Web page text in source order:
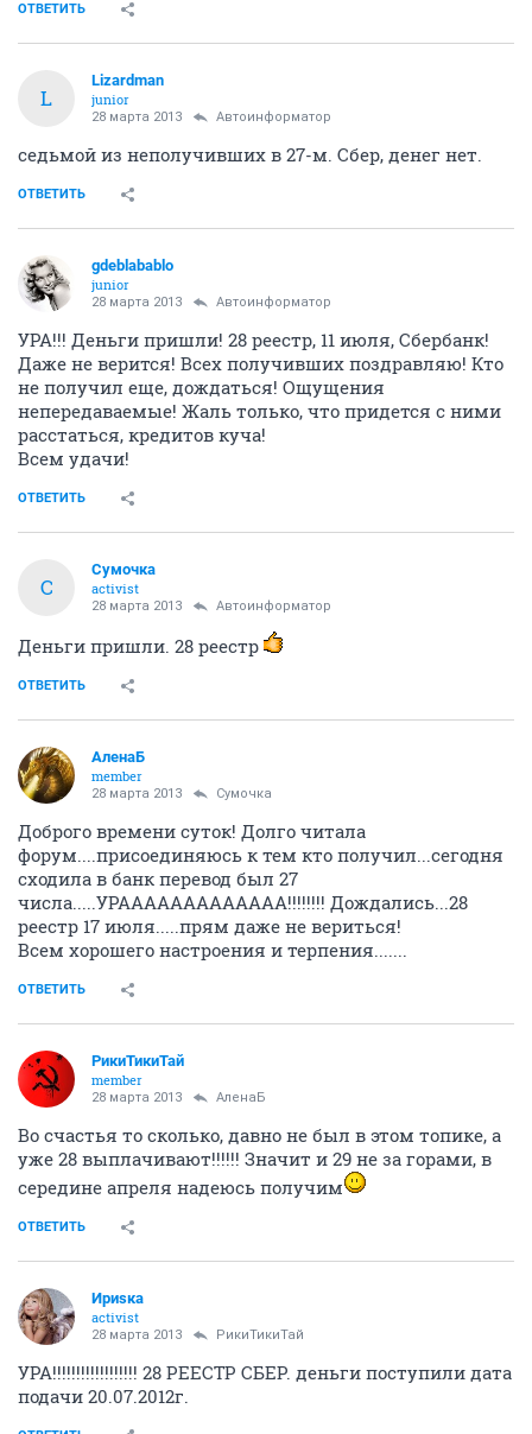
ОТВЕТИТЬ
L
Lizardman
junior
28 марта 2013 Автоинформатор
седьмой из неполучивших в 27-м. Сбер, денег нет.
ОТВЕТИТЬ
gdeblabablo
junior
28 марта 2013 Автоинформатор
УРА!!! Деньги пришли! 28 реестр, 11 июля, Сбербанк!
Даже не верится! Всех получивших поздравляю! Кто
не получил еще, дождаться! Ощущения
непередаваемые! Жаль только, что придется с ними
расстаться, кредитов куча!
Всем удачи!
ОТВЕТИТЬ
С
Сумочка
activist
28 марта 2013 Автоинформатор
Деньги пришли. 28 реестр
ОТВЕТИТЬ
АленаБ
member
28 марта 2013 Сумочка
Доброго времени суток! Долго читала
форум....присоединяюсь к тем кто получил...сегодня
сходила в банк перевод был 27
числа.....УРААААААААААААА!!!!!!!! Дождались...28
реестр 17 июля.....прям даже не вериться!
Всем хорошего настроения и терпения.......
ОТВЕТИТЬ
РикиТикиТай
member
28 марта 2013 АленаБ
Во счастья то сколько, давно не был в этом топике, а
уже 28 выплачивают!!!!!! Значит и 29 не за горами, в
середине апреля надеюсь получим
ОТВЕТИТЬ
Ириsка
activist
28 марта 2013 РикиТикиТай
УРА!!!!!!!!!!!!!!!!!! 28 РЕЕСТР СБЕР. деньги поступили дата
подачи 20.07.2012г.